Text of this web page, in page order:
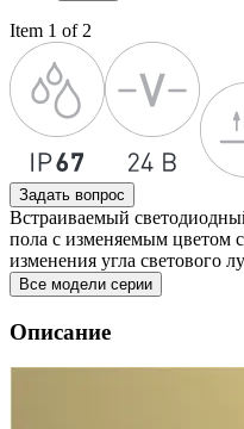
Item 1 of 2
Задать вопрос
Встраиваемый
пола с изменяемым цветом
изменения угла светового
Все модели серии
Описание